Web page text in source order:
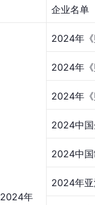
企业名单
2024年
2024年
2024年
2024年《
2024中
2024中
2024年